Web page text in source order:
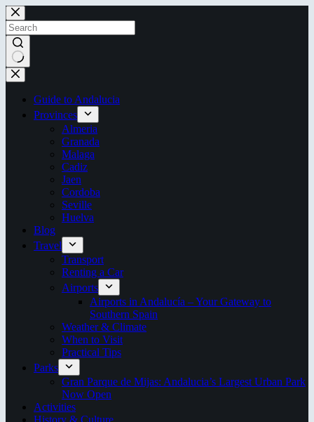
Skip
to
content
No
results
Guide to Andalucia
Provinces
Almeria
Granada
Malaga
Cadiz
Jaen
Cordoba
Seville
Huelva
Blog
Travel
Transport
Renting a Car
Airports
Airports in Andalucía – Your Gateway to
Southern Spain
Weather & Climate
When to Visit
Practical Tips
Parks
Gran Parque de Mijas: Andalucia’s Largest Urban Park
Now Open
Activities
History & Culture